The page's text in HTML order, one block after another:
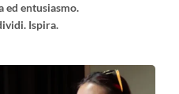
ed entusiasmo.
Ispira.